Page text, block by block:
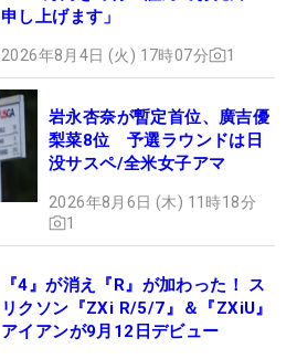
申し上げます」
2026年8月4日 (火) 17時07分 1
岩永杏奈が暫定首位、廣吉優
梨菜8位 予選ラウンドは日
没サスペ/全米女子アマ
2026年8月6日 (木) 11時18分
1
『4』が消え『R』が加わった！ ス
リクソン『ZXi R/5/7』＆『ZXiU』
アイアンが9月12日デビュー